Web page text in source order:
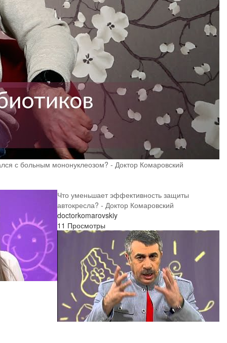
с больным мононуклеозом? - Доктор Комаровский
Что уменьшает эффективность защиты
автокресла? - Доктор Комаровский
doctorkomarovskiy
11 Просмотры